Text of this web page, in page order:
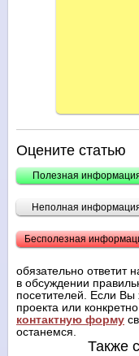
Оцените статью
Полезная
Неполная
Бесполезная
обязательно ответит
в обсуждении
посетителей. Если Вы
проекта или
контактную форму
останемся.
Также